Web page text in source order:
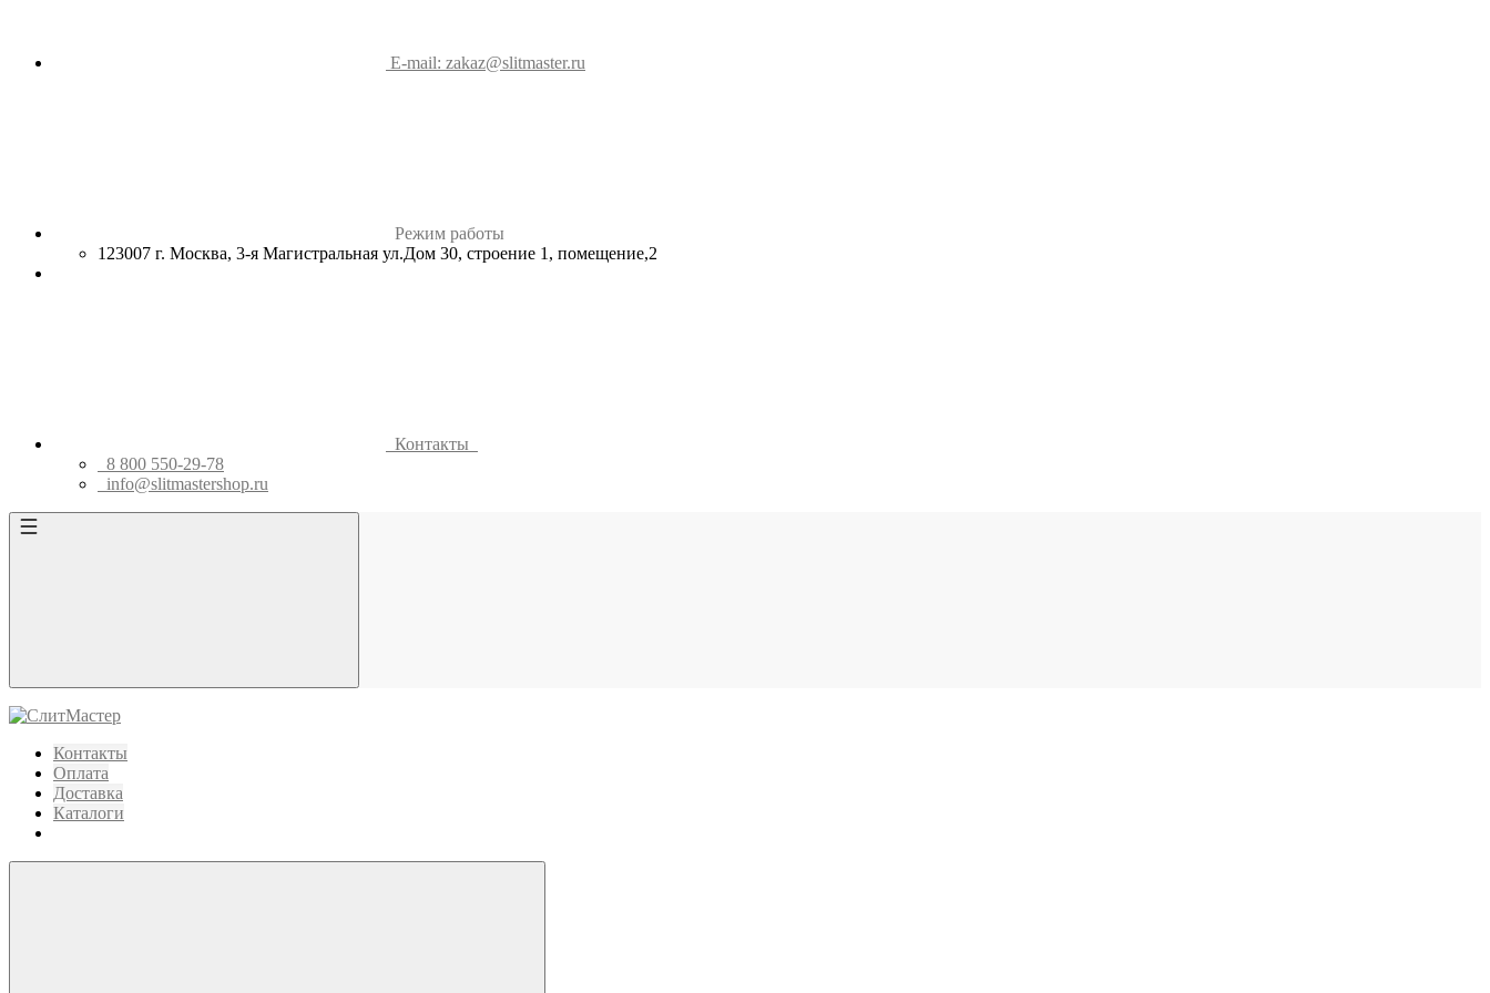
E-mail: zakaz@slitmaster.ru
Режим работы
123007 г. Москва, 3-я Магистральная ул.Дом 30, строение 1, помещение,2
Контакты
8 800 550-29-78
info@slitmastershop.ru
Контакты
Оплата
Доставка
Каталоги